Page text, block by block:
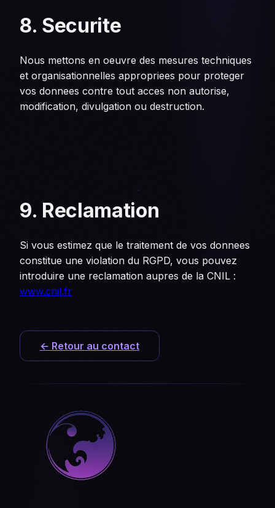
8. Securite
Nous mettons en oeuvre des mesures techniques
et organisationnelles appropriees pour proteger
vos donnees contre tout acces non autorise,
modification, divulgation ou destruction.
9. Reclamation
Si vous estimez que le traitement de vos donnees
constitue une violation du RGPD, vous pouvez
introduire une reclamation aupres de la CNIL :
www.cnil.fr
← Retour au contact